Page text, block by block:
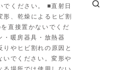
でください。 ■直射日
、乾燥によるヒビ割
直接置かないでくだ
・暖房器具・放熱器
やヒビ割れの原因と
いでください。変形や